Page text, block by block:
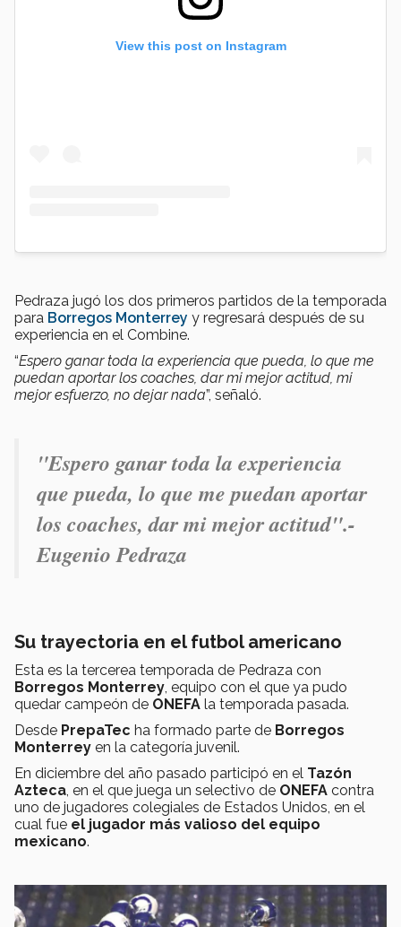
View this post on Instagram
Pedraza jugó los dos primeros partidos de la temporada
para Borregos Monterrey y regresará después de su
experiencia en el Combine.
“Espero ganar toda la experiencia que pueda, lo que me
puedan aportar los coaches, dar mi mejor actitud, mi
mejor esfuerzo, no dejar nada”, señaló.
"Espero ganar toda la experiencia
que pueda, lo que me puedan aportar
los coaches, dar mi mejor actitud".-
Eugenio Pedraza
Su trayectoria en el futbol americano
Esta es la tercerea temporada de Pedraza con
Borregos Monterrey, equipo con el que ya pudo
quedar campeón de ONEFA la temporada pasada.
Desde PrepaTec ha formado parte de Borregos
Monterrey en la categoría juvenil.
En diciembre del año pasado participó en el Tazón
Azteca, en el que juega un selectivo de ONEFA contra
uno de jugadores colegiales de Estados Unidos, en el
cual fue el jugador más valioso del equipo
mexicano.